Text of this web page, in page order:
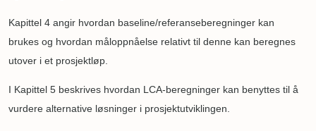
Kapittel 4 angir hvordan baseline/referanseberegninger kan
brukes og hvordan måloppnåelse relativt til denne kan beregnes
utover i et prosjektløp.
I Kapittel 5 beskrives hvordan LCA-beregninger kan benyttes til å
vurdere alternative løsninger i prosjektutviklingen.